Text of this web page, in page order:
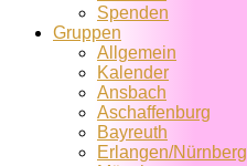
Spenden
Gruppen
Allgemein
Kalender
Ansbach
Aschaffenburg
Bayreuth
Erlangen/Nürnberg